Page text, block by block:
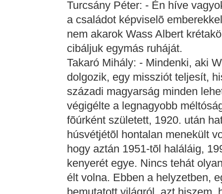
Turcsány Péter: - Én híve
a családot képviselõ
nem akarok Wass Albert
cibáljuk egymás ruháját.
Takaró Mihály: - Mindenki, aki
dolgozik, egy missziót teljesít,
századi magyarság minden
végigélte a legnagyobb
fõúrként született, 1920. után
húsvétjétõl hontalan menekült
hogy aztán 1951-tõl haláláig,
kenyerét egye. Nincs tehát
élt volna. Ebben a helyzetben,